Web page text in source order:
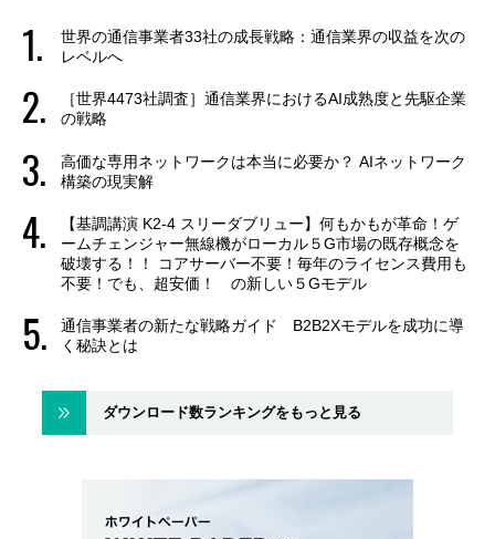
世界の通信事業者33社の成長戦略：通信業界の収益を次の
レベルへ
［世界4473社調査］通信業界におけるAI成熟度と先駆企業
の戦略
高価な専用ネットワークは本当に必要か？ AIネットワーク
構築の現実解
【基調講演 K2-4 スリーダブリュー】何もかもが革命！ゲ
ームチェンジャー無線機がローカル５G市場の既存概念を
破壊する！！ コアサーバー不要！毎年のライセンス費用も
不要！でも、超安価！ の新しい５Gモデル
通信事業者の新たな戦略ガイド B2B2Xモデルを成功に導
く秘訣とは
ダウンロード数ランキングをもっと見る